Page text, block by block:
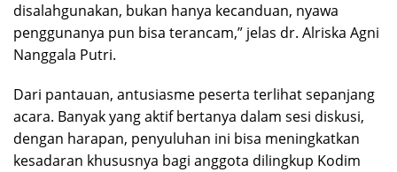
disalahgunakan, bukan hanya kecanduan, nyawa
penggunanya pun bisa terancam,” jelas dr. Alriska Agni
Nanggala Putri.
Dari pantauan, antusiasme peserta terlihat sepanjang
acara. Banyak yang aktif bertanya dalam sesi diskusi,
dengan harapan, penyuluhan ini bisa meningkatkan
kesadaran khususnya bagi anggota dilingkup Kodim